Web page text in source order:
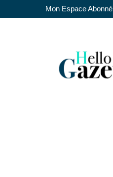
Mon Espace Abonné